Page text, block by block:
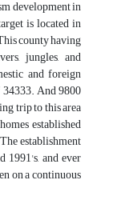
development in
is located in
county having
jungles, and
and foreign
And 9800
trip to this area
established
establishment
and ever
on a continuous